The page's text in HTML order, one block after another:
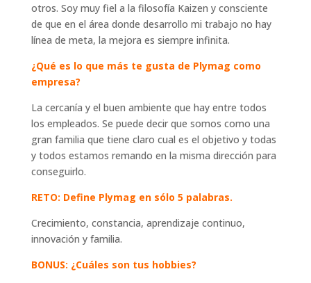
otros. Soy muy fiel a la filosofía Kaizen y consciente
de que en el área donde desarrollo mi trabajo no hay
línea de meta, la mejora es siempre infinita.
¿Qué es lo que más te gusta de Plymag como
empresa?
La cercanía y el buen ambiente que hay entre todos
los empleados. Se puede decir que somos como una
gran familia que tiene claro cual es el objetivo y todas
y todos estamos remando en la misma dirección para
conseguirlo.
RETO: Define Plymag en sólo 5 palabras.
Crecimiento, constancia, aprendizaje continuo,
innovación y familia.
BONUS: ¿Cuáles son tus hobbies?